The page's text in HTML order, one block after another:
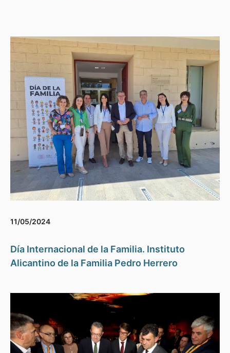
11/05/2024
Día Internacional de la Familia. Instituto
Alicantino de la Familia Pedro Herrero